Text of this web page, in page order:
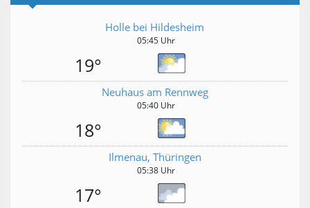
Holle bei Hildesheim
05:45 Uhr
19°
Neuhaus am Rennweg
05:40 Uhr
18°
Ilmenau, Thüringen
05:38 Uhr
17°